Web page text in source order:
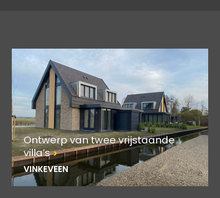
Ontwerp van twee vrijstaande
villa’s
VINKEVEEN